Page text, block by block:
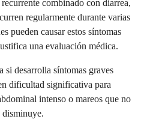
combinado con diarrea,
regularmente durante varias
pueden causar estos síntomas
una evaluación médica.
si desarrolla síntomas graves
dificultad significativa para
intenso o mareos que no
disminuye.